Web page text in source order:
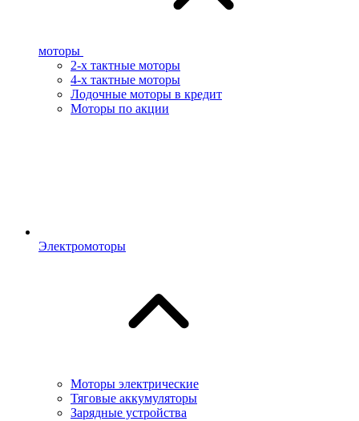
моторы
2-х тактные моторы
4-х тактные моторы
Лодочные моторы в кредит
Моторы по акции
Электромоторы
Моторы электрические
Тяговые аккумуляторы
Зарядные устройства